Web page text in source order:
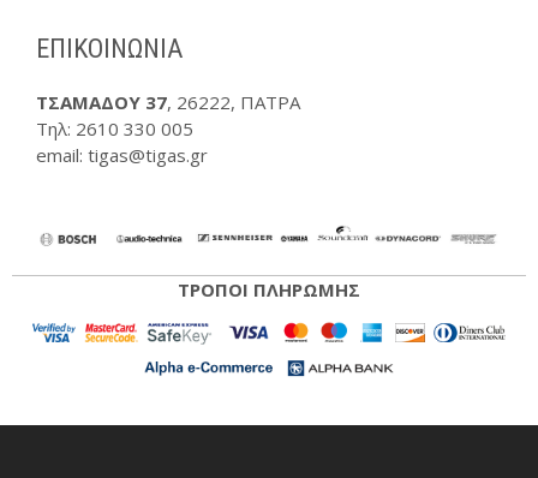
ΕΠΙΚΟΙΝΩΝΙΑ
ΤΣΑΜΑΔΟΥ 37, 26222, ΠΑΤΡΑ
Τηλ: 2610 330 005
email: tigas@tigas.gr
ΤΡΟΠΟΙ ΠΛΗΡΩΜΗΣ